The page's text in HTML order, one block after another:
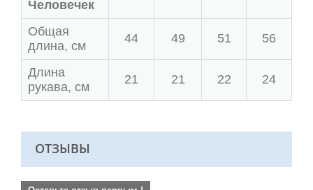
Человечек
Общая
длина, см
44 49 51 56
Длина
рукава, см
21 21 22 24
ОТЗЫВЫ